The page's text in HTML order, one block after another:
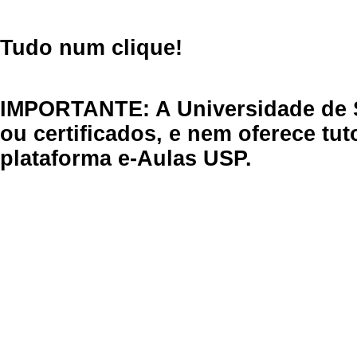
Tudo num clique!
IMPORTANTE: A Universidade
ou certificados, e nem oferece
plataforma e-Aulas USP.